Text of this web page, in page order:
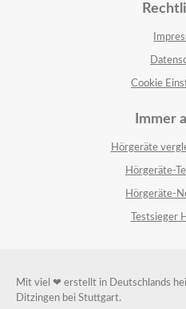
Cookie
Immer
Hörgeräte
Hörgeräte-
Hörgeräte-
Testsieger
Mit viel ❤ erstellt in Deutschlands
Ditzingen bei Stuttgart.